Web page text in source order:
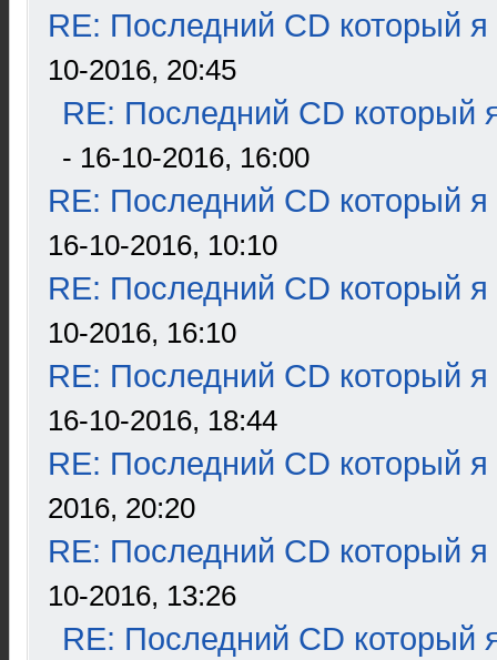
RE: Последний CD который я
10-2016, 20:45
RE: Последний CD который
- 16-10-2016, 16:00
RE: Последний CD который я
16-10-2016, 10:10
RE: Последний CD который я
10-2016, 16:10
RE: Последний CD который я
16-10-2016, 18:44
RE: Последний CD который я
2016, 20:20
RE: Последний CD который я
10-2016, 13:26
RE: Последний CD который